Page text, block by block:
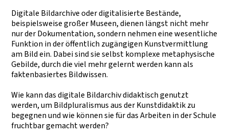
Digitale Bildarchive oder digitalisierte Bestände,
beispielsweise großer Museen, dienen längst nicht mehr
nur der Dokumentation, sondern nehmen eine wesentliche
Funktion in der öffentlich zugängigen Kunstvermittlung
am Bild ein. Dabei sind sie selbst komplexe metaphysische
Gebilde, durch die viel mehr gelernt werden kann als
faktenbasiertes Bildwissen.
Wie kann das digitale Bildarchiv didaktisch genutzt
werden, um Bildpluralismus aus der Kunstdidaktik zu
begegnen und wie können sie für das Arbeiten in der Schule
fruchtbar gemacht werden?